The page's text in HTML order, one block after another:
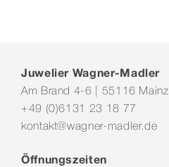
Juwelier Wagner-Madler
Am Brand 4-6 | 55116 Mainz
+49 (0)6131 23 18 77
kontakt@wagner-madler.de
Öffnungszeiten